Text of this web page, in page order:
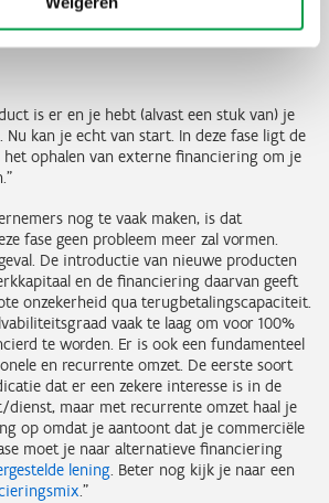
is er en je hebt (alvast een stuk van) je
Nu kan je echt van start. In deze fase ligt de
ophalen van externe financiering om je
nog te vaak maken, is dat
fase geen probleem meer zal vormen.
De introductie van nieuwe producten
en de financiering daarvan geeft
onzekerheid qua terugbetalingscapaciteit.
vaak te laag om voor 100%
te worden. Er is ook een fundamenteel
en recurrente omzet. De eerste soort
dat er een zekere interesse is in de
maar met recurrente omzet haal je
op omdat je aantoont dat je commerciële
moet je naar alternatieve financiering
lening. Beter nog kijk je naar een
.”